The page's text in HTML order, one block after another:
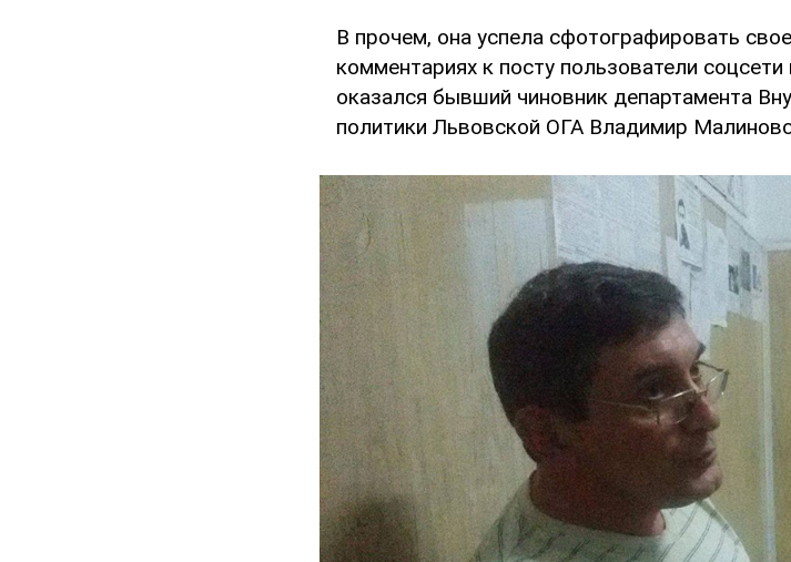
В прочем, она успела сфотографировать
комментариях к посту пользователи
оказался бывший чиновник департамента
политики Львовской ОГА Владимир